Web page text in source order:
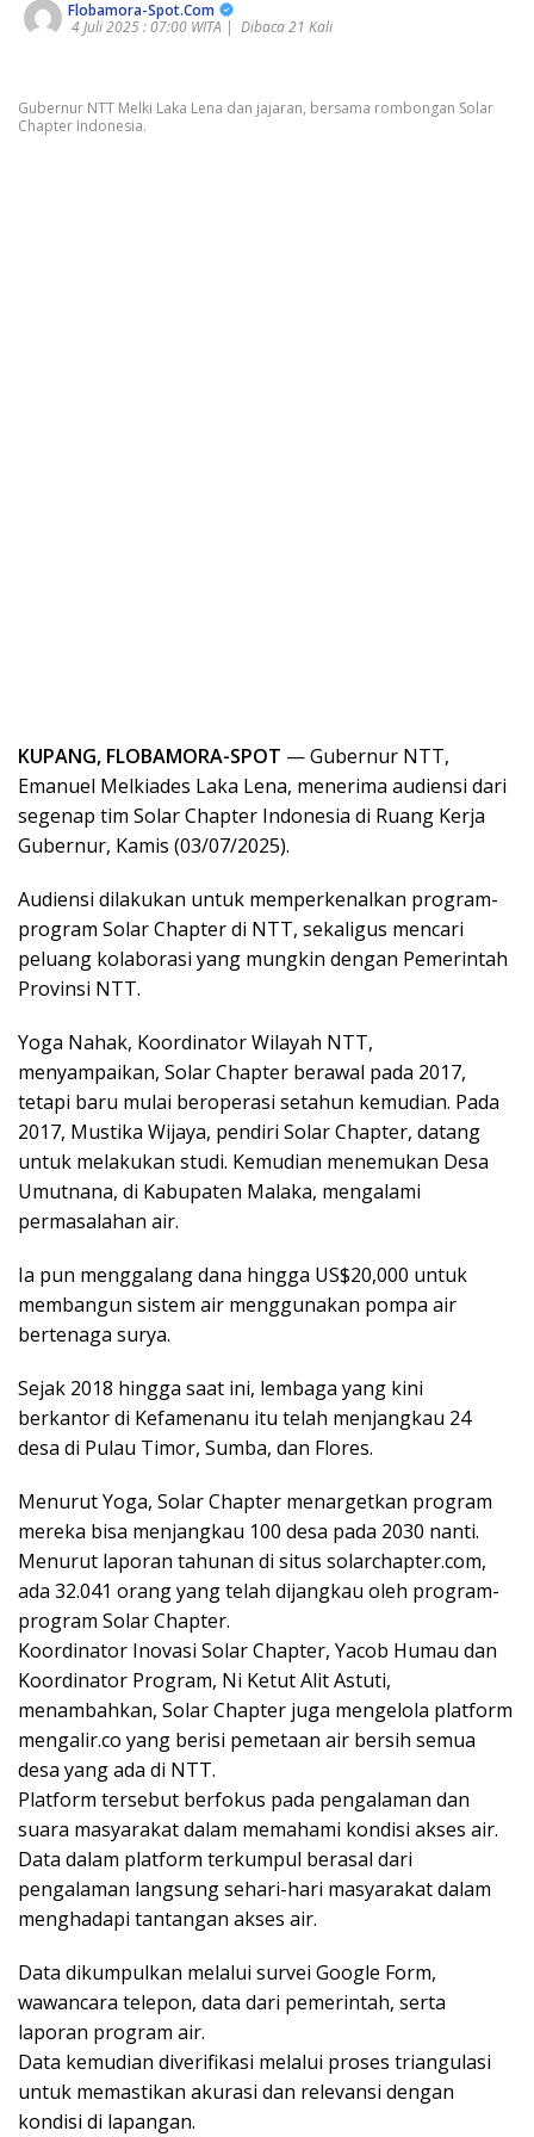
Flobamora-Spot.Com
4 Juli 2025 : 07:00 WITA | Dibaca 21 Kali
Gubernur NTT Melki Laka Lena dan jajaran, bersama rombongan Solar
Chapter Indonesia.
KUPANG, FLOBAMORA-SPOT — Gubernur NTT,
Emanuel Melkiades Laka Lena, menerima audiensi dari
segenap tim Solar Chapter Indonesia di Ruang Kerja
Gubernur, Kamis (03/07/2025).
Audiensi dilakukan untuk memperkenalkan program-
program Solar Chapter di NTT, sekaligus mencari
peluang kolaborasi yang mungkin dengan Pemerintah
Provinsi NTT.
Yoga Nahak, Koordinator Wilayah NTT,
menyampaikan, Solar Chapter berawal pada 2017,
tetapi baru mulai beroperasi setahun kemudian. Pada
2017, Mustika Wijaya, pendiri Solar Chapter, datang
untuk melakukan studi. Kemudian menemukan Desa
Umutnana, di Kabupaten Malaka, mengalami
permasalahan air.
Ia pun menggalang dana hingga US$20,000 untuk
membangun sistem air menggunakan pompa air
bertenaga surya.
Sejak 2018 hingga saat ini, lembaga yang kini
berkantor di Kefamenanu itu telah menjangkau 24
desa di Pulau Timor, Sumba, dan Flores.
Menurut Yoga, Solar Chapter menargetkan program
mereka bisa menjangkau 100 desa pada 2030 nanti.
Menurut laporan tahunan di situs solarchapter.com,
ada 32.041 orang yang telah dijangkau oleh program-
program Solar Chapter.
Koordinator Inovasi Solar Chapter, Yacob Humau dan
Koordinator Program, Ni Ketut Alit Astuti,
menambahkan, Solar Chapter juga mengelola platform
mengalir.co yang berisi pemetaan air bersih semua
desa yang ada di NTT.
Platform tersebut berfokus pada pengalaman dan
suara masyarakat dalam memahami kondisi akses air.
Data dalam platform terkumpul berasal dari
pengalaman langsung sehari-hari masyarakat dalam
menghadapi tantangan akses air.
Data dikumpulkan melalui survei Google Form,
wawancara telepon, data dari pemerintah, serta
laporan program air.
Data kemudian diverifikasi melalui proses triangulasi
untuk memastikan akurasi dan relevansi dengan
kondisi di lapangan.